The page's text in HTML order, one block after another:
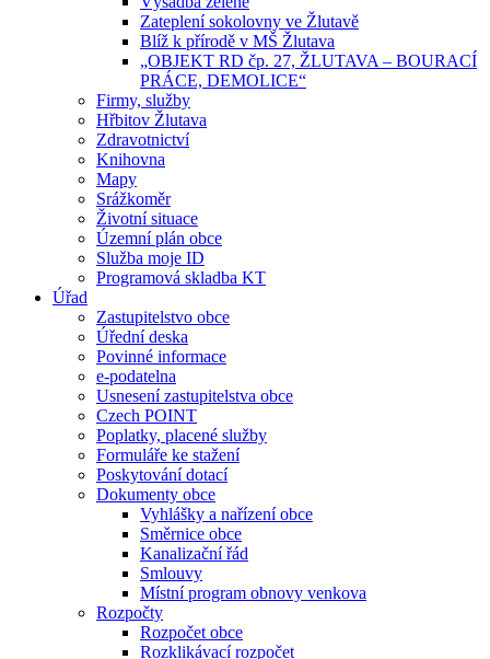
Zateplení sokolovny ve Žlutavě
Blíž k přírodě v MŠ Žlutava
„OBJEKT RD čp. 27, ŽLUTAVA – BOURACÍ
PRÁCE, DEMOLICE“
Firmy, služby
Hřbitov Žlutava
Zdravotnictví
Knihovna
Mapy
Srážkoměr
Životní situace
Územní plán obce
Služba moje ID
Programová skladba KT
Úřad
Zastupitelstvo obce
Úřední deska
Povinné informace
e-podatelna
Usnesení zastupitelstva obce
Czech POINT
Poplatky, placené služby
Formuláře ke stažení
Poskytování dotací
Dokumenty obce
Vyhlášky a nařízení obce
Směrnice obce
Kanalizační řád
Smlouvy
Místní program obnovy venkova
Rozpočty
Rozpočet obce
Rozklikávací rozpočet